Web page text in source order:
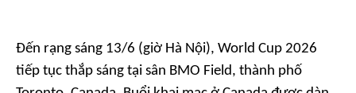
Đến rạng sáng 13/6 (giờ Hà Nội), World Cup 2026
tiếp tục thắp sáng tại sân BMO Field, thành phố